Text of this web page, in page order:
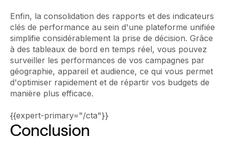
Enfin, la consolidation des rapports et des indicateurs
clés de performance au sein d'une plateforme unifiée
simplifie considérablement la prise de décision. Grâce
à des tableaux de bord en temps réel, vous pouvez
surveiller les performances de vos campagnes par
géographie, appareil et audience, ce qui vous permet
d'optimiser rapidement et de répartir vos budgets de
manière plus efficace.
{{expert-primary="/cta"}}
Conclusion